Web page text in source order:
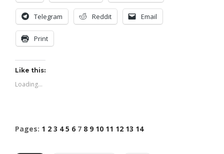
Telegram Reddit Email
Print
Like this:
Loading...
Pages: 1 2 3 4 5 6 7 8 9 10 11 12 13 14